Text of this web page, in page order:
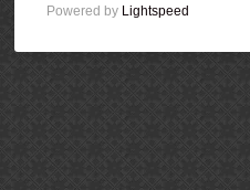
Powered by Lightspeed